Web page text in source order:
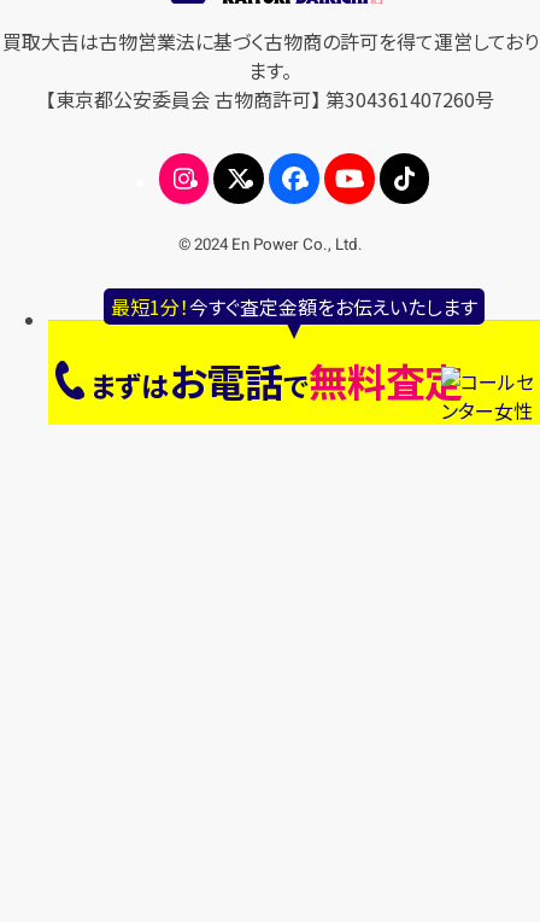
最短1分！今すぐ査定金額をお伝えいたします
まずはお電話で無料査定
買取大吉は古物営業法に基づく古物商の許可を得て運営しており
ます。
【東京都公安委員会 古物商許可】 第304361407260号
© 2024 En Power Co., Ltd.